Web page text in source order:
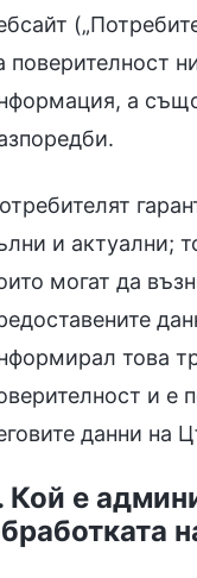
поверителност
а
и актуални;
могат да
това
и е
данни на
Кой е